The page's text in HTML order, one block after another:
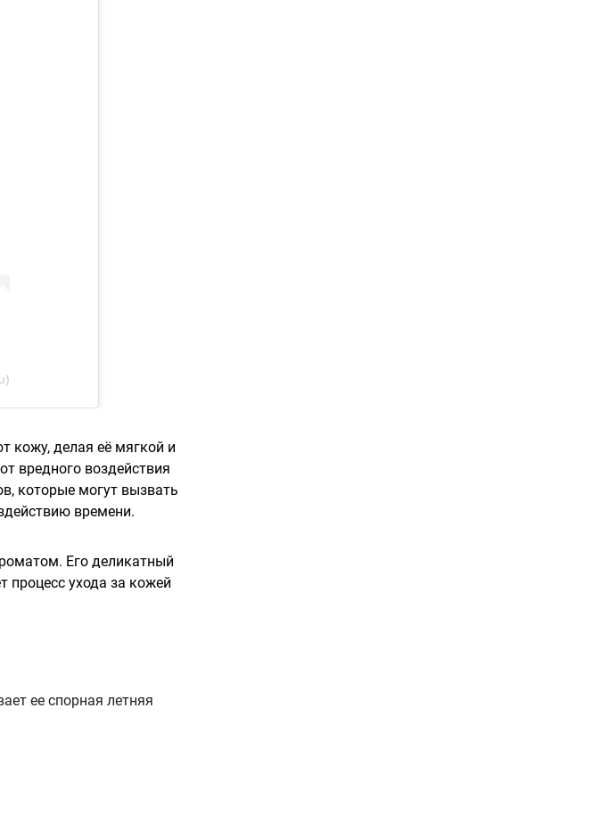
кожу, делая её мягкой и
вредного воздействия
которые могут вызвать
времени.
Его деликатный
процесс ухода за кожей
ее спорная летняя